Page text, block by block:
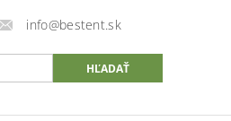
info@bestent.sk